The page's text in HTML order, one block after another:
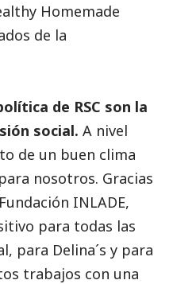
Homemade
de la
de RSC son la
social. A nivel
de un buen clima
nosotros. Gracias
INLADE,
para todas las
para Delina´s y para
trabajos con una